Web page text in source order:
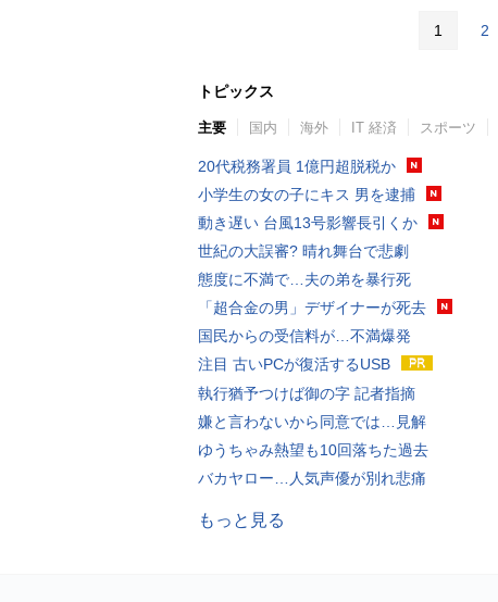
1 2
トピックス
主要 国内 海外 IT 経済 スポーツ
20代税務署員 1億円超脱税か
小学生の女の子にキス 男を逮捕
動き遅い 台風13号影響長引くか
世紀の大誤審? 晴れ舞台で悲劇
態度に不満で…夫の弟を暴行死
「超合金の男」デザイナーが死去
国民からの受信料が…不満爆発
注目 古いPCが復活するUSB
執行猶予つけば御の字 記者指摘
嫌と言わないから同意では…見解
ゆうちゃみ熱望も10回落ちた過去
バカヤロー…人気声優が別れ悲痛
もっと見る